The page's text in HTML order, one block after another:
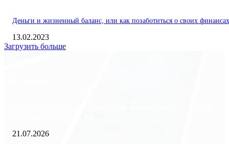
Деньги и жизненный баланс, или как позаботиться о своих финансах
13.02.2023
Загрузить больше
21.07.2026